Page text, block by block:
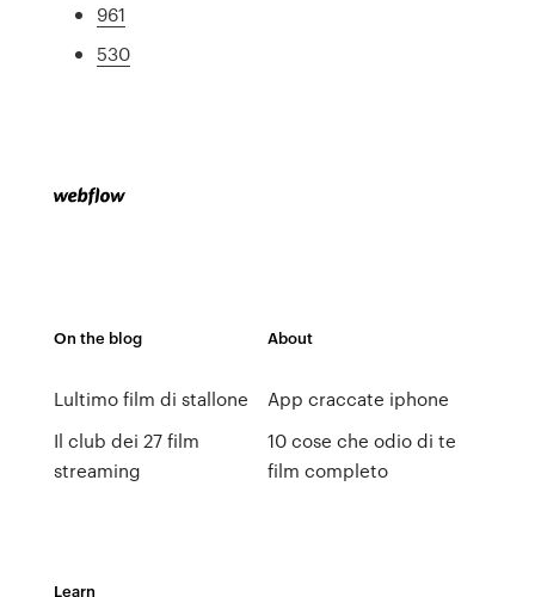
961
530
On the blog
Lultimo film di stallone
Il club dei 27 film
streaming
About
App craccate iphone
10 cose che odio di te
film completo
Learn